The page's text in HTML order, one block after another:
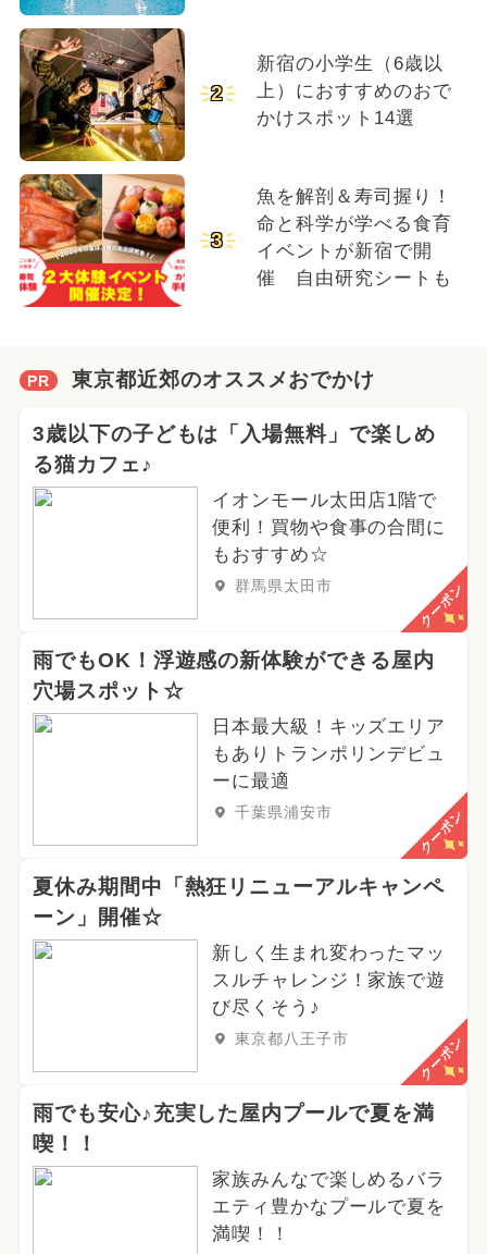
2
新宿の小学生（6歳以
上）におすすめのおで
かけスポット14選
3
魚を解剖＆寿司握り！
命と科学が学べる食育
イベントが新宿で開
催 自由研究シートも
PR 東京都近郊のオススメおでかけ
3歳以下の子どもは「入場無料」で楽しめ
る猫カフェ♪
イオンモール太田店1階で
便利！買物や食事の合間に
もおすすめ☆
群馬県太田市 クーポン
雨でもOK！浮遊感の新体験ができる屋内
穴場スポット☆
日本最大級！キッズエリア
もありトランポリンデビュ
ーに最適
千葉県浦安市 クーポン
夏休み期間中「熱狂リニューアルキャンペ
ーン」開催☆
新しく生まれ変わったマッ
スルチャレンジ！家族で遊
び尽くそう♪
東京都八王子市 クーポン
雨でも安心♪充実した屋内プールで夏を満
喫！！
家族みんなで楽しめるバラ
エティ豊かなプールで夏を
満喫！！